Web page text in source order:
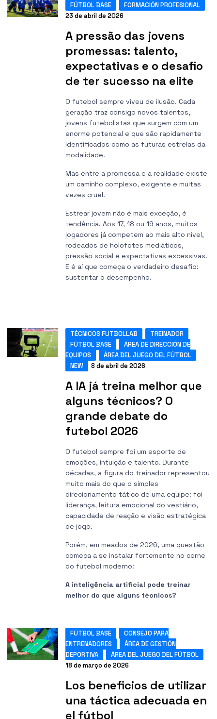
FÚTBOL BASE
FORMACIÓN PROFESIONAL
23 de abril de 2026
A pressão das jovens
promessas: talento,
expectativas e o desafio
de ter sucesso na elite
O futebol sempre viveu de ilusão. Cada
geração traz consigo novos talentos,
jovens futebolistas que surgem com um
enorme potencial e que são rapidamente
identificados como as futuras estrelas da
modalidade.
Mas entre a promessa e a realidade existe
um caminho complexo, exigente e muitas
vezes cruel.
Estrear jovem não é mais exceção, é
tendência. Aos 17, 18 ou 19 anos, muitos
jogadores já competem ao mais alto nível,
rodeados de holofotes mediáticos,
pressão social e expectativas excessivas.
E é aí que começa o verdadeiro desafio:
sustentar o desempenho.
TÉCNICOS FUTBOLLAB
TREINADOR
FÚTBOL BASE
ÁREA DE DIRECCIÓN DE
EQUIPOS
ÁREA DEL JUEGO DEL FÚTBOL
NEW
8 de abril de 2026
A IA já treina melhor que
alguns técnicos? O
grande debate do
futebol 2026
O futebol sempre foi um esporte de
emoções, intuição e talento. Durante
décadas, a figura do treinador representou
muito mais do que o simples
direcionamento tático de uma equipe: foi
liderança, leitura emocional do vestiário,
capacidade de reação e visão estratégica
de jogo.
Porém, em meados de 2026, uma questão
começa a se instalar fortemente no cerne
do futebol moderno:
A inteligência artificial pode treinar
melhor do que alguns técnicos?
FÚTBOL BASE
CONSEJO PARA
ENTRENADORES
ÁREA DE GESTIÓN
DEPORTIVA
ÁREA DEL JUEGO DEL FÚTBOL
18 de março de 2026
Los beneficios de utilizar
una táctica adecuada en
el fútbol